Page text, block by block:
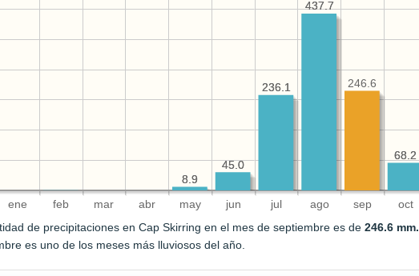
ene feb mar abr may jun jul ago sep oct
68.2
437.7
236.1
45.0
8.9
68.2
246.6
437.7
236.1
45.0
8.9
de precipitaciones en Cap Skirring en el mes de septiembre es de246.6 mm.
es uno de los meses más lluviosos del año.